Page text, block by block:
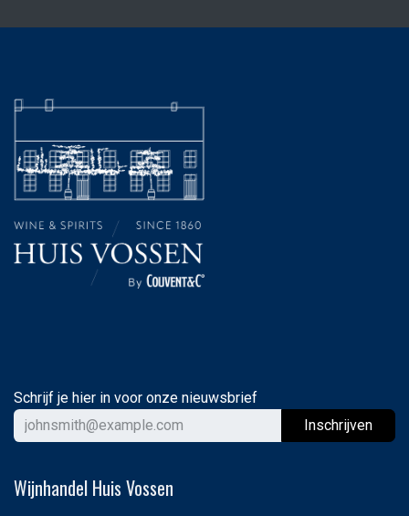
Schrijf je hier in voor onze nieuwsbrief
Inschrijven
Wijnhandel Huis Vossen